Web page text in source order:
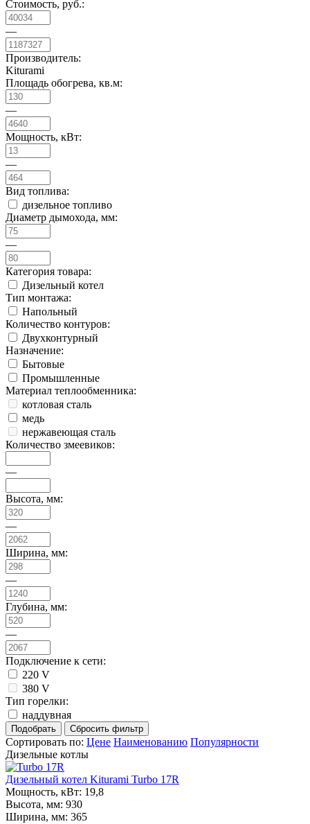
Стоимость, руб.:
—
Производитель:
Kiturami
Площадь обогрева, кв.м:
—
Мощность, кВт:
—
Вид топлива:
дизельное топливо
Диаметр дымохода, мм:
—
Категория товара:
Дизельный котел
Тип монтажа:
Напольный
Количество контуров:
Двухконтурный
Назначение:
Бытовые
Промышленные
Материал теплообменника:
котловая сталь
медь
нержавеющая сталь
Количество змеевиков:
—
Высота, мм:
—
Ширина, мм:
—
Глубина, мм:
—
Подключение к сети:
220 V
380 V
Тип горелки:
наддувная
Сортировать по: Цене Наименованию Популярности
Дизельные котлы
Дизельный котел Kiturami Turbo 17R
Мощность, кВт: 19,8
Высота, мм: 930
Ширина, мм: 365